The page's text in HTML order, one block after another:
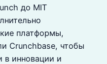
до MIT
платформы,
Crunchbase, чтобы
в инновации и